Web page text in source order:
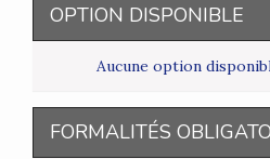
OPTION DISPONIBLE
Aucune option
FORMALITÉS